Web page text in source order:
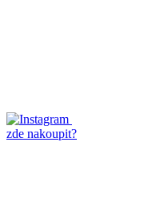
zde nakoupit?